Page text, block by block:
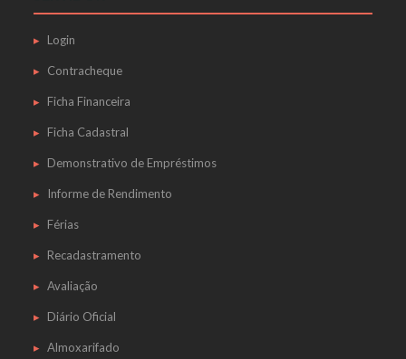
Login
Contracheque
Ficha Financeira
Ficha Cadastral
Demonstrativo de Empréstimos
Informe de Rendimento
Férias
Recadastramento
Avaliação
Diário Oficial
Almoxarifado